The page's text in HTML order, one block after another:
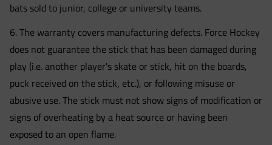
bats sold to junior, college or university teams.
6. The warranty covers manufacturing defects. Force Hockey
does not guarantee the stick that has been damaged during
play (i.e. another player's skate or stick, hit on the boards,
puck received on the stick, etc.), or following misuse or
abusive use. The stick must not show signs of modification or
signs of overheating by a heat source or having been
exposed to an open flame.